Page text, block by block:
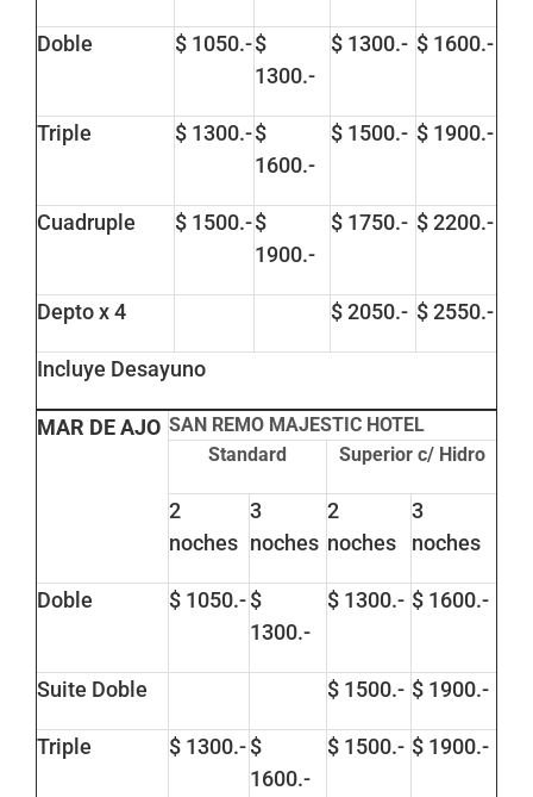
Doble $ 1050.-$
1300.-
$ 1300.- $ 1600.-
Triple $ 1300.-$
1600.-
$ 1500.- $ 1900.-
Cuadruple $ 1500.-$
1900.-
$ 1750.- $ 2200.-
Depto x 4 $ 2050.- $ 2550.-
Incluye Desayuno
MAR DE AJO SAN REMO MAJESTIC HOTEL
Standard
Superior c/ Hidro
2
noches
3
noches
2
noches
3
noches
Doble $ 1050.-$
1300.-
$ 1300.- $ 1600.-
Suite Doble $ 1500.- $ 1900.-
Triple $ 1300.-$
1600.-
$ 1500.- $ 1900.-